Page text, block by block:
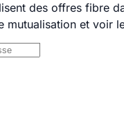
des offres fibre
et voir